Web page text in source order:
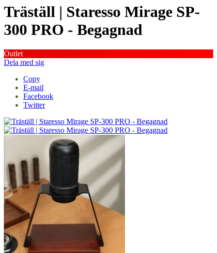
Träställ | Staresso Mirage SP-
300 PRO - Begagnad
Outlet
Dela med sig
Copy
E-mail
Facebook
Twitter